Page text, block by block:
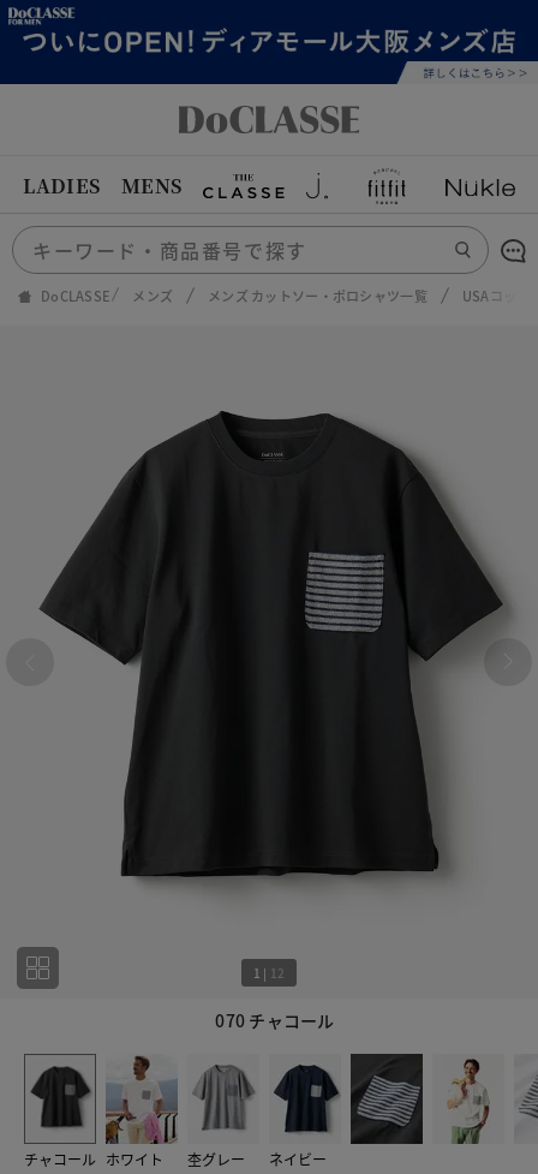
LADIES MENS
DoCLASSE メンズ メンズ カットソー・ポロシャツ一覧 USAコット
070 チャコール
1 | 12
チャコール ホワイト 杢グレー ネイビー
この商品をシェアする